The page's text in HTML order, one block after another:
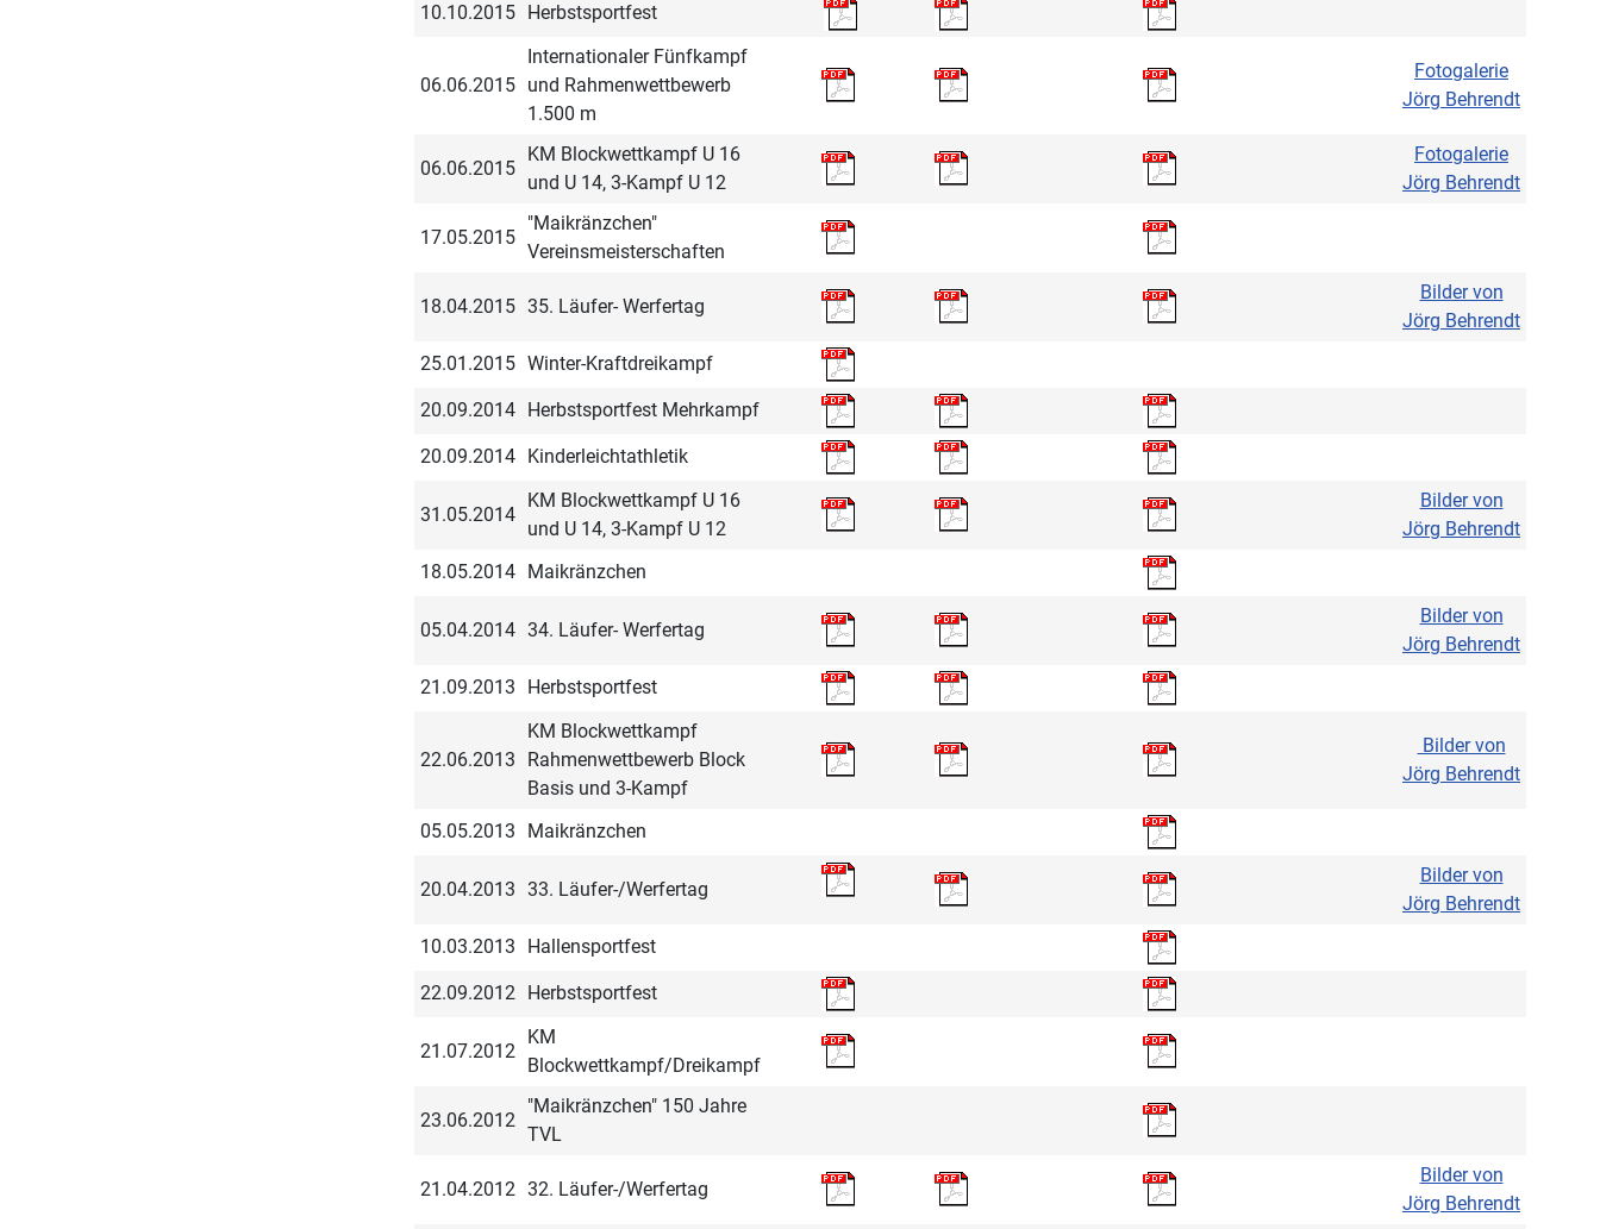
10.10.2015 Herbstsportfest
06.06.2015
Internationaler Fünfkampf
und Rahmenwettbewerb
1.500 m
Fotogalerie
Jörg Behrendt
06.06.2015
KM Blockwettkampf U 16
und U 14, 3-Kampf U 12
Fotogalerie
Jörg Behrendt
17.05.2015
"Maikränzchen"
Vereinsmeisterschaften
18.04.2015 35. Läufer- Werfertag
Bilder von
Jörg Behrendt
25.01.2015 Winter-Kraftdreikampf
20.09.2014 Herbstsportfest Mehrkampf
20.09.2014 Kinderleichtathletik
31.05.2014
KM Blockwettkampf U 16
und U 14, 3-Kampf U 12
Bilder von
Jörg Behrendt
18.05.2014
Maikränzchen
05.04.2014 34. Läufer- Werfertag
Bilder von
Jörg Behrendt
21.09.2013
Herbstsportfest
22.06.2013
KM Blockwettkampf
Rahmenwettbewerb Block
Basis und 3-Kampf
Bilder von
Jörg Behrendt
05.05.2013 Maikränzchen
20.04.2013 33. Läufer-/Werfertag
Bilder von
Jörg Behrendt
10.03.2013
Hallensportfest
22.09.2012 Herbstsportfest
21.07.2012
KM
Blockwettkampf/Dreikampf
23.06.2012
"Maikränzchen" 150 Jahre
TVL
21.04.2012 32. Läufer-/Werfertag
Bilder von
Jörg Behrendt